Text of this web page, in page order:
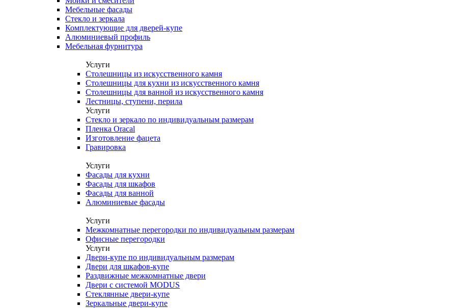
Мебельные фасады
Стекло и зеркала
Комплектующие для дверей-купе
Алюминиевый профиль
Мебельная фурнитура
Услуги
Столешницы из искусственного камня
Столешницы для кухни из искусственного камня
Столешницы для ванной из искусственного камня
Лестницы, ступени, перила
Услуги
Стекло и зеркало по индивидуальным размерам
Пленка Oracal
Изготовление фацета
Гравировка
Услуги
Фасады для кухни
Фасады для шкафов
Фасады для ванной
Алюминиевые фасады
Услуги
Межкомнатные перегородки по индивидуальным размерам
Офисные перегородки
Услуги
Двери-купе по индивидуальным размерам
Двери для шкафов-купе
Раздвижные межкомнатные двери
Двери с системой MODUS
Стеклянные двери-купе
Зеркальные двери-купе